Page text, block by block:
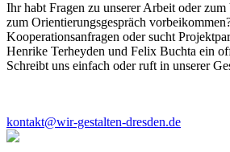
Ihr habt Fragen zu unserer Arbeit oder
zum Orientierungsgespräch
Kooperationsanfragen oder sucht
Henrike Terheyden und Felix Buchta ein
Schreibt uns einfach oder ruft in unserer
kontakt@wir-gestalten-dresden.de